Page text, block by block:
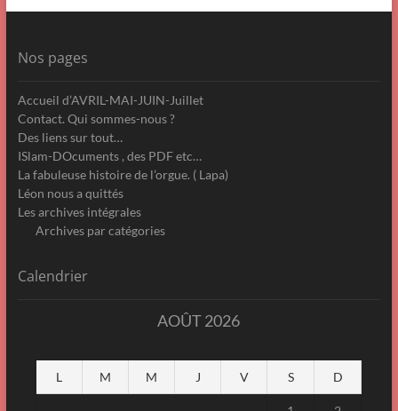
Nos pages
Accueil d’AVRIL-MAI-JUIN-Juillet
Contact. Qui sommes-nous ?
Des liens sur tout…
ISlam-DOcuments , des PDF etc…
La fabuleuse histoire de l’orgue. ( Lapa)
Léon nous a quittés
Les archives intégrales
Archives par catégories
Calendrier
AOÛT 2026
L M M J V S D